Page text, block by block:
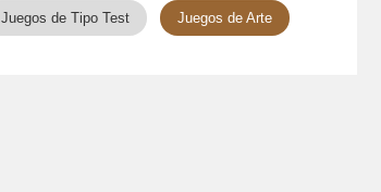
Juegos de Tipo Test Juegos de Arte